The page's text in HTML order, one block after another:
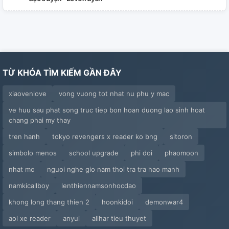
TG33. Tẩy Trắng Sau Khi Thất Bại Ta Hắc Hóa
TGT. Ta Làm Đại Lão Những Năm Kia (32)
TG34. Số 13 Thành Thị
TỪ KHÓA TÌM KIẾM GẦN ĐÂY
xiaovenlove
vong vuong tot nhat nu phu y mac
ve huu sau phat song truc tiep bon hoan duong lao sinh hoat
chang phai my thay
tren hanh
tokyo revengers x reader ko bng
sitoron
simbolo menos
school upgrade phi doi
phaomoon
nhat mo
nguoi nghe gio nam thoi tra tra hao manh
namkicallboy
lenthiennamsonhocdao
khong long thang thien 2
hoonkidoi
demonwar4
aol xe reader
anyui allhar tieu thuyet